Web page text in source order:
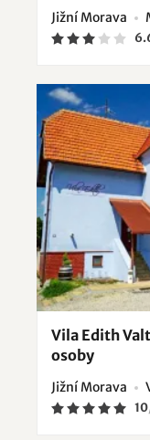
Jižní Morava
Vila Edith
osoby
Jižní Morava
10